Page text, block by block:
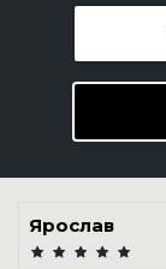
Ярослав